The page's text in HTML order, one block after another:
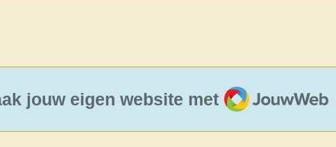
jouw eigen website met JouwWeb